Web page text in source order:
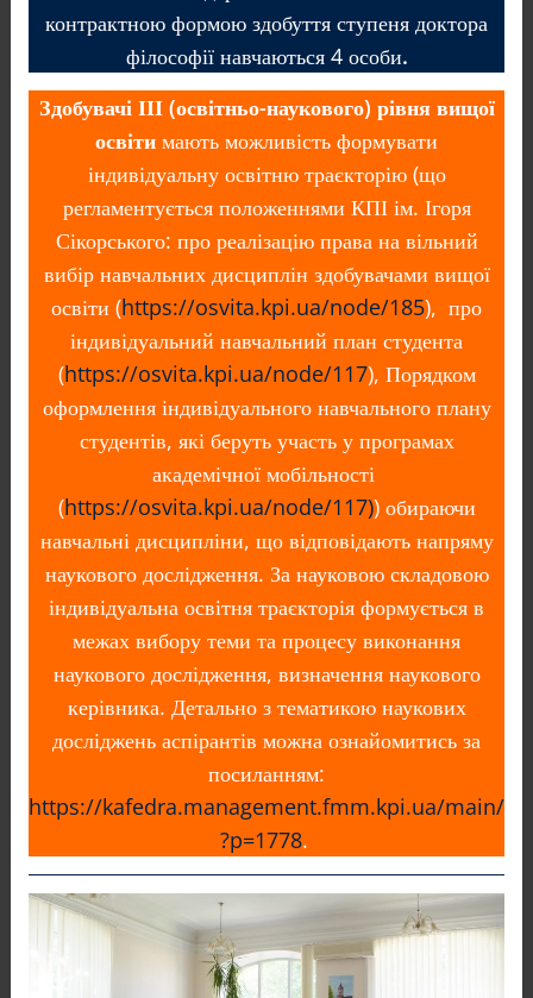
контрактною формою здобуття ступеня доктора
філософії навчаються 4 особи.
Здобувачі ІІІ (освітньо-наукового) рівня вищої
освіти мають можливість формувати
індивідуальну освітню траєкторію (що
регламентується положеннями КПІ ім. Ігоря
Сікорського: про реалізацію права на вільний
вибір навчальних дисциплін здобувачами вищої
освіти (https://osvita.kpi.ua/node/185), про
індивідуальний навчальний план студента
(https://osvita.kpi.ua/node/117), Порядком
оформлення індивідуального навчального плану
студентів, які беруть участь у програмах
академічної мобільності
(https://osvita.kpi.ua/node/117)) обираючи
навчальні дисципліни, що відповідають напряму
наукового дослідження. За науковою складовою
індивідуальна освітня траєкторія формується в
межах вибору теми та процесу виконання
наукового дослідження, визначення наукового
керівника. Детально з тематикою наукових
досліджень аспірантів можна ознайомитись за
посиланням:
https://kafedra.management.fmm.kpi.ua/main/
?p=1778.